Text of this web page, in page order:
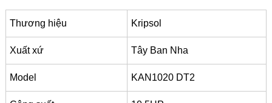
Thương hiệu Kripsol
Xuất xứ Tây Ban Nha
Model KAN1020 DT2